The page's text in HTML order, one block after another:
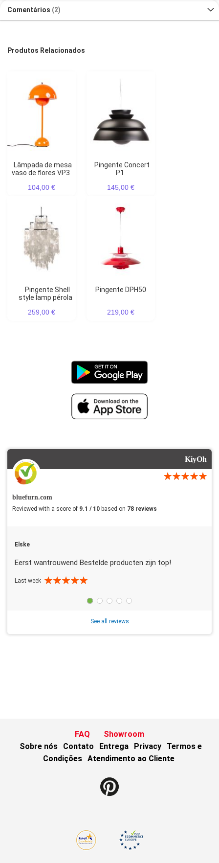
Comentários 2
Produtos Relacionados
Lâmpada de mesa
vaso de flores VP3
104,00 €
Pingente Concert
P1
145,00 €
Pingente Shell
style lamp pérola
259,00 €
Pingente DPH50
219,00 €
KiyOh
bluefurn.com
Reviewed with a score of 9.1 / 10 based on 78 reviews
Elske
Eerst wantrouwend Bestelde producten zijn top!
Last week
See all reviews
FAQ
Showroom
Sobre nós
Contato Entrega Privacy
Termos e
Condições
Atendimento ao Cliente